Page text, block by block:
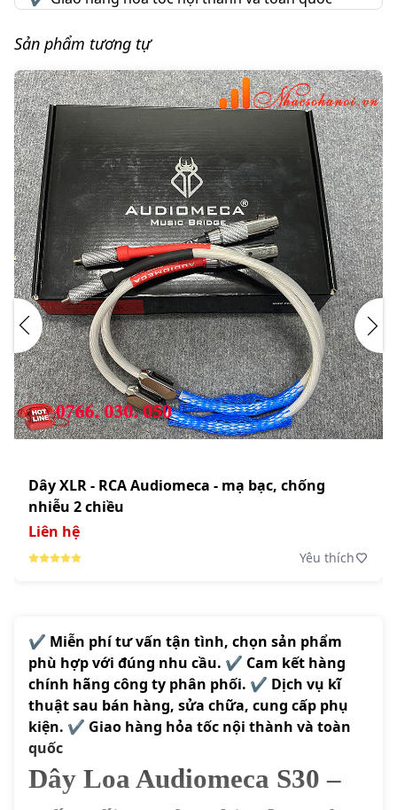
Sản phẩm tương tự
Dây XLR - RCA Audiomeca - mạ bạc, chống
nhiễu 2 chiều
Liên hệ
Yêu thích
✔️ Miễn phí tư vấn tận tình, chọn sản phẩm
phù hợp với đúng nhu cầu. ✔️ Cam kết hàng
chính hãng công ty phân phối. ✔️ Dịch vụ kĩ
thuật sau bán hàng, sửa chữa, cung cấp phụ
kiện. ✔️ Giao hàng hỏa tốc nội thành và toàn
quốc
Dây Loa Audiomeca S30 –